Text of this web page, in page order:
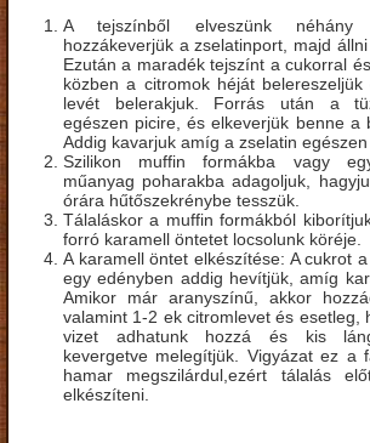
A tejszínből elveszünk néhány
hozzákeverjük a zselatinport, majd
Ezután a maradék tejszínt a cukorral
közben a citromok héját
levét belerakjuk. Forrás után a
egészen picire, és elkeverjük benne a
Addig kavarjuk amíg a zselatin egészen
Szilikon muffin formákba vagy
műanyag poharakba adagoljuk,
órára hűtőszekrénybe tesszük.
Tálaláskor a muffin formákból
forró karamell öntetet locsolunk köréje.
A karamell öntet elkészítése: A cukrot
egy edényben addig hevítjük, amíg
Amikor már aranyszínű, akkor
valamint 1-2 ek citromlevet és esetleg,
vizet adhatunk hozzá és kis
kevergetve melegítjük. Vigyázat ez a
hamar megszilárdul,ezért tálalás
elkészíteni.